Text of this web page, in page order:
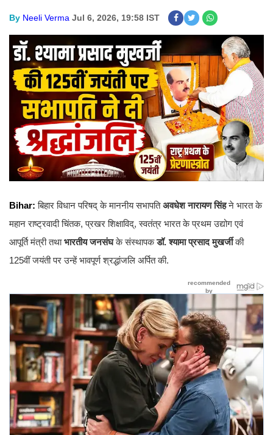
By Neeli Verma Jul 6, 2026, 19:58 IST
Bihar:बिहार विधान परिषद् के माननीय सभापतिअवधेश नारायण सिंहने भारत के
महान राष्ट्रवादी चिंतक, प्रखर शिक्षाविद्, स्वतंत्र भारत के प्रथम उद्योग एवं
आपूर्ति मंत्री तथाभारतीय जनसंघके संस्थापकडॉ. श्यामा प्रसाद मुखर्जीकी
125वीं जयंती पर उन्हें भावपूर्ण श्रद्धांजलि अर्पित की.